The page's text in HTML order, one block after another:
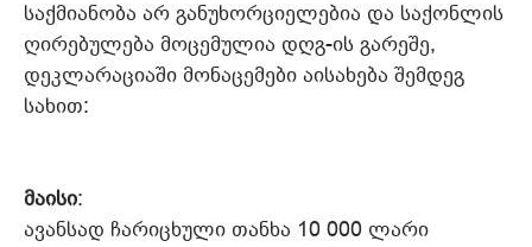
საქმიანობა არ განუხორციელებია და საქონლის
ღირებულება მოცემულია დღგ-ის გარეშე,
დეკლარაციაში მონაცემები აისახება შემდეგ
სახით:
მაისი:
ავანსად ჩარიცხული თანხა 10 000 ლარი